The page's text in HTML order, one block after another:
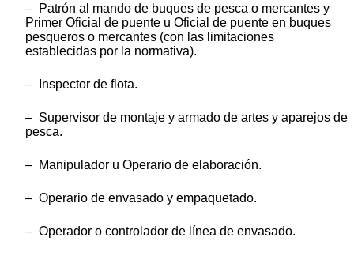
– Patrón al mando de buques de pesca o mercantes y
Primer Oficial de puente u Oficial de puente en buques
pesqueros o mercantes (con las limitaciones
establecidas por la normativa).
– Inspector de flota.
– Supervisor de montaje y armado de artes y aparejos de
pesca.
– Manipulador u Operario de elaboración.
– Operario de envasado y empaquetado.
– Operador o controlador de línea de envasado.